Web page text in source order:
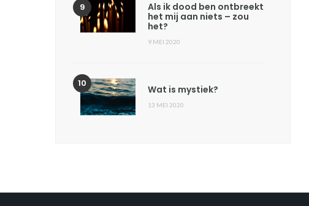
Als ik dood ben ontbreekt
het mij aan niets – zou
het?
9 MEI 2020
Wat is mystiek?
13 MEI 2020